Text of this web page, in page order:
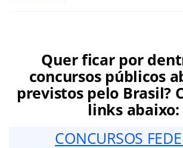
Quer ficar por
concursos públicos
previstos pelo Brasil?
links abaixo:
CONCURSOS